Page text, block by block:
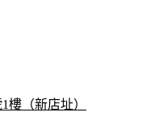
樓（新店址）